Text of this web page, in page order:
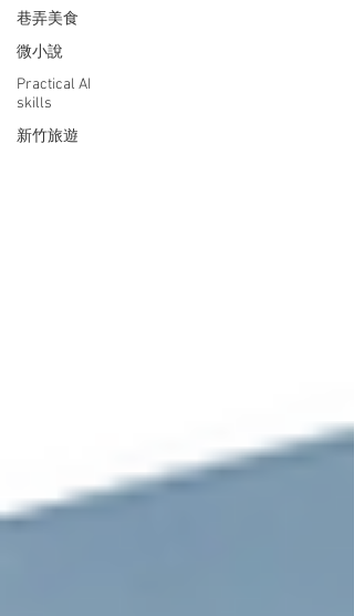
巷弄美食
微小說
Practical AI
skills
新竹旅遊